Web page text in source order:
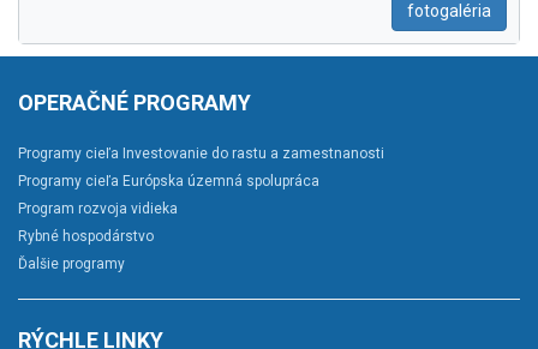
fotogaléria
OPERAČNÉ PROGRAMY
Programy cieľa Investovanie do rastu a zamestnanosti
Programy cieľa Európska územná spolupráca
Program rozvoja vidieka
Rybné hospodárstvo
Ďalšie programy
RÝCHLE LINKY